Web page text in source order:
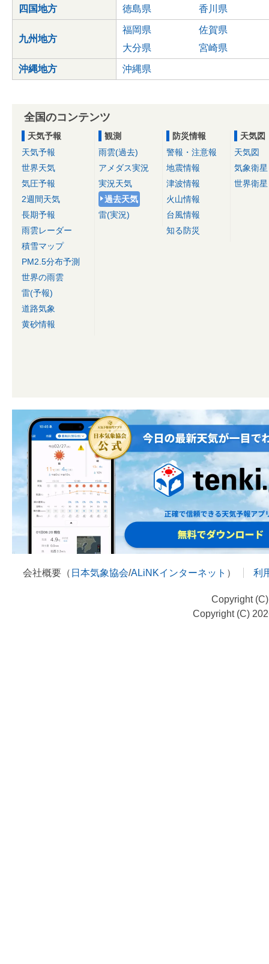
四国地方 徳島県 香川県
九州地方
福岡県
佐賀県
大分県
宮崎県
沖縄地方 沖縄県
全国のコンテンツ
天気予報
天気予報
世界天気
気圧予報
2週間天気
長期予報
雨雲レーダー
積雪マップ
PM2.5分布予測
世界の雨雲
雷(予報)
道路気象
黄砂情報
観測
雨雲(過去)
アメダス実況
実況天気
過去天気
雷(実況)
防災情報
警報・注意報
地震情報
津波情報
火山情報
台風情報
知る防災
天気図
天気図
気象衛星
世界衛星
会社概要（ 日本気象協会/ALiNKインターネット ） 利
Copyright
Copyright (C)